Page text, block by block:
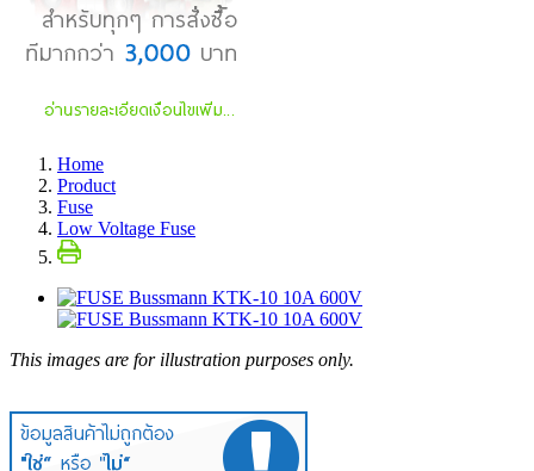
Home
Product
Fuse
Low Voltage Fuse
This images are for illustration purposes only.